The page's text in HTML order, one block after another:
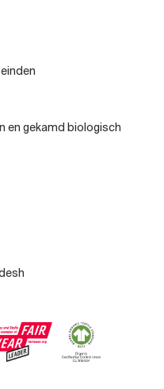
en gekamd biologisch